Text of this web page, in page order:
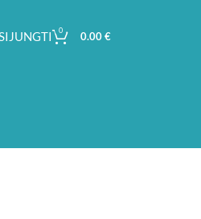
0 0.00€